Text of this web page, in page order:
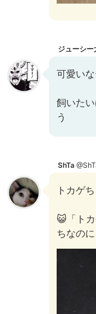
ジューシー
可愛い
飼いた
う
ShTa
トカゲ
😺「ト
ちなのに